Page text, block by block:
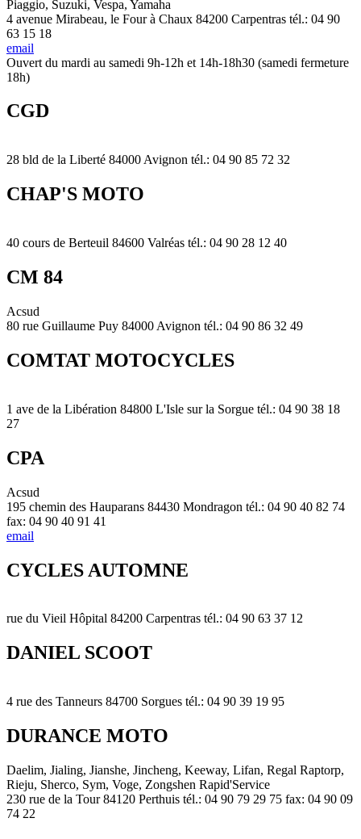
Piaggio, Suzuki, Vespa, Yamaha
4 avenue Mirabeau, le Four à Chaux 84200 Carpentras tél.: 04 90
63 15 18
email
Ouvert du mardi au samedi 9h-12h et 14h-18h30 (samedi fermeture
18h)
CGD
28 bld de la Liberté 84000 Avignon tél.: 04 90 85 72 32
CHAP'S MOTO
40 cours de Berteuil 84600 Valréas tél.: 04 90 28 12 40
CM 84
Acsud
80 rue Guillaume Puy 84000 Avignon tél.: 04 90 86 32 49
COMTAT MOTOCYCLES
1 ave de la Libération 84800 L'Isle sur la Sorgue tél.: 04 90 38 18
27
CPA
Acsud
195 chemin des Hauparans 84430 Mondragon tél.: 04 90 40 82 74
fax: 04 90 40 91 41
email
CYCLES AUTOMNE
rue du Vieil Hôpital 84200 Carpentras tél.: 04 90 63 37 12
DANIEL SCOOT
4 rue des Tanneurs 84700 Sorgues tél.: 04 90 39 19 95
DURANCE MOTO
Daelim, Jialing, Jianshe, Jincheng, Keeway, Lifan, Regal Raptorp,
Rieju, Sherco, Sym, Voge, Zongshen Rapid'Service
230 rue de la Tour 84120 Perthuis tél.: 04 90 79 29 75 fax: 04 90 09
74 22